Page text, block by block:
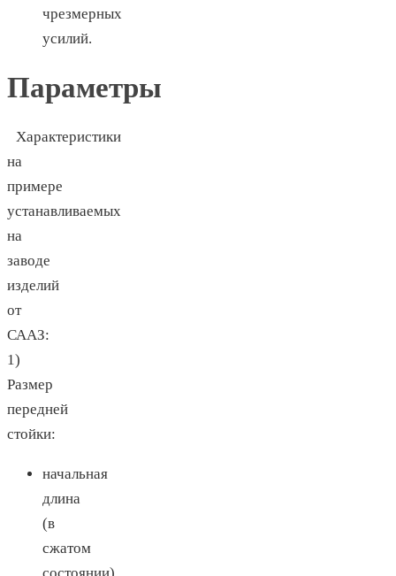
чрезмерных
усилий.
Параметры
Характеристики
на
примере
устанавливаемых
на
заводе
изделий
от
СААЗ:
1)
Размер
передней
стойки:
начальная
длина
(в
сжатом